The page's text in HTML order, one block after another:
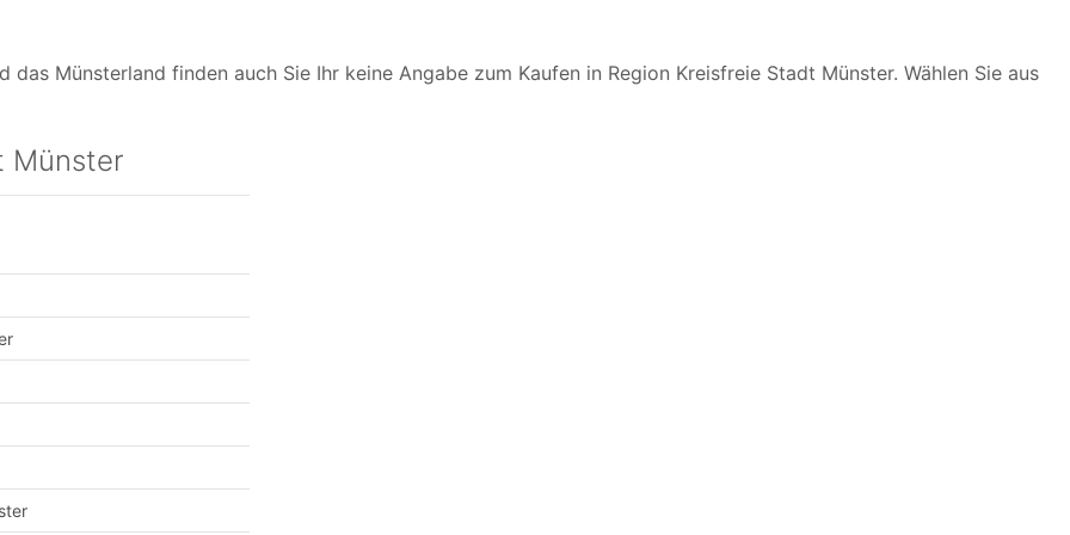
Münsterland finden auch Sie Ihr keine Angabe zum Kaufen in Region Kreisfreie Stadt Münster. Wählen Sie aus
Münster